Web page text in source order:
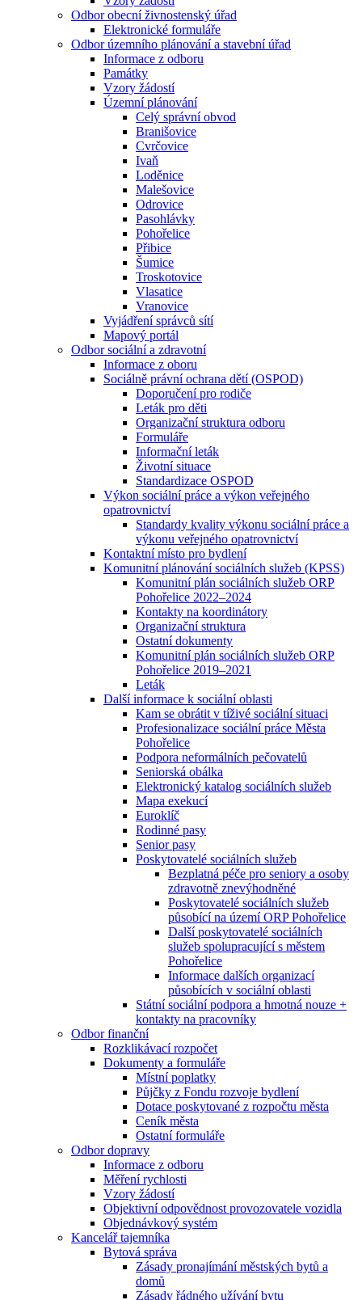
Odbor obecní živnostenský úřad
Elektronické formuláře
Odbor územního plánování a stavební úřad
Informace z odboru
Památky
Vzory žádostí
Územní plánování
Celý správní obvod
Branišovice
Cvrčovice
Ivaň
Loděnice
Malešovice
Odrovice
Pasohlávky
Pohořelice
Přibice
Šumice
Troskotovice
Vlasatice
Vranovice
Vyjádření správců sítí
Mapový portál
Odbor sociální a zdravotní
Informace z oboru
Sociálně právní ochrana dětí (OSPOD)
Doporučení pro rodiče
Leták pro děti
Organizační struktura odboru
Formuláře
Informační leták
Životní situace
Standardizace OSPOD
Výkon sociální práce a výkon veřejného
opatrovnictví
Standardy kvality výkonu sociální práce a
výkonu veřejného opatrovnictví
Kontaktní místo pro bydlení
Komunitní plánování sociálních služeb (KPSS)
Komunitní plán sociálních služeb ORP
Pohořelice 2022–2024
Kontakty na koordinátory
Organizační struktura
Ostatní dokumenty
Komunitní plán sociálních služeb ORP
Pohořelice 2019–2021
Leták
Další informace k sociální oblasti
Kam se obrátit v tíživé sociální situaci
Profesionalizace sociální práce Města
Pohořelice
Podpora neformálních pečovatelů
Seniorská obálka
Elektronický katalog sociálních služeb
Mapa exekucí
Euroklíč
Rodinné pasy
Senior pasy
Poskytovatelé sociálních služeb
Bezplatná péče pro seniory a osoby
zdravotně znevýhodněné
Poskytovatelé sociálních služeb
působící na území ORP Pohořelice
Další poskytovatelé sociálních
služeb spolupracující s městem
Pohořelice
Informace dalších organizací
působících v sociální oblasti
Státní sociální podpora a hmotná nouze +
kontakty na pracovníky
Odbor finanční
Rozklikávací rozpočet
Dokumenty a formuláře
Místní poplatky
Půjčky z Fondu rozvoje bydlení
Dotace poskytované z rozpočtu města
Ceník města
Ostatní formuláře
Odbor dopravy
Informace z odboru
Měření rychlosti
Vzory žádostí
Objektivní odpovědnost provozovatele vozidla
Objednávkový systém
Kancelář tajemníka
Bytová správa
Zásady pronajímání městských bytů a
domů
Zásady řádného užívání bytu